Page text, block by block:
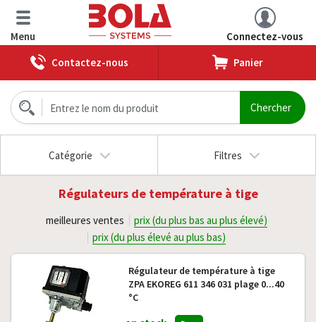
Menu
Connectez-vous
Contactez-nous
Panier
Catégorie Filtres
Régulateurs de température à tige
meilleures ventes
prix (du plus bas au plus élevé)
prix (du plus élevé au plus bas)
Régulateur de température à tige
ZPA EKOREG 611 346 031 plage 0...40
°C